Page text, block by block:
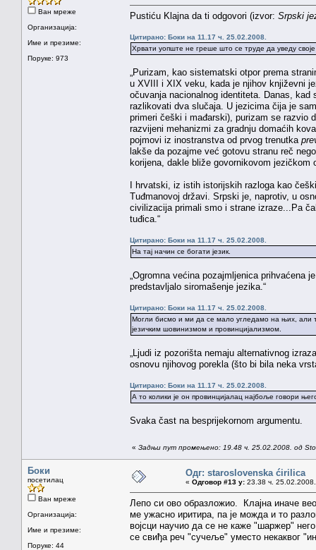
Ван мреже
Организација:
Име и презиме:
Поруке: 973
Pustiću Klajna da ti odgovori (izvor: Srpski
Цитирано: Боки на 11.17 ч. 25.02.2008.
Хрвати уопште не греше што се труде да уведу
„Purizam, kao sistematski otpor prema
u XVIII i XIX veku, kada je njihov književni
očuvanja nacionalnog identiteta. Danas,
razlikovati dva slučaja. U jezicima čija je
primeri češki i mađarski), purizam se razvio
razvijeni mehanizmi za gradnju domaćih
pojmovi iz inostranstva od prvog trenutka
lakše da pozajme već gotovu stranu reč
korijena, dakle bliže govornikovom jezičkom
I hrvatski, iz istih istorijskih razloga kao
Tuđmanovoj državi. Srpski je, naprotiv, u
civilizacija primali smo i strane izraze...Pa
tuđica.“
Цитирано: Боки на 11.17 ч. 25.02.2008.
На тај начин се богати језик.
„Ogromna većina pozajmljenica
predstavljalo siromašenje jezika.“
Цитирано: Боки на 11.17 ч. 25.02.2008.
Могли бисмо и ми да се мало угледамо на њих, али
језичким шовинизмом и провинцијализмом.
„Ljudi iz pozorišta nemaju alternativnog
osnovu njihovog porekla (što bi bila neka
Цитирано: Боки на 11.17 ч. 25.02.2008.
А то колики је он провинцијалац најбоље говори
Svaka čast na besprijekornom argumentu.
« Задњи пут промењено: 19.48 ч. 25.02.2008. од
Боки
посетилац
Ван мреже
Организација:
Име и презиме:
Поруке: 44
Одг: staroslovenska ćirilica
« Одговор #13 у: 23.38 ч.
Лепо си ово образложио. Клајна иначе
ме ужасно иритира, па је можда и то
војсци научио да се не каже "шаржер"
се свиђа реч "сучеље" уместо некаквог